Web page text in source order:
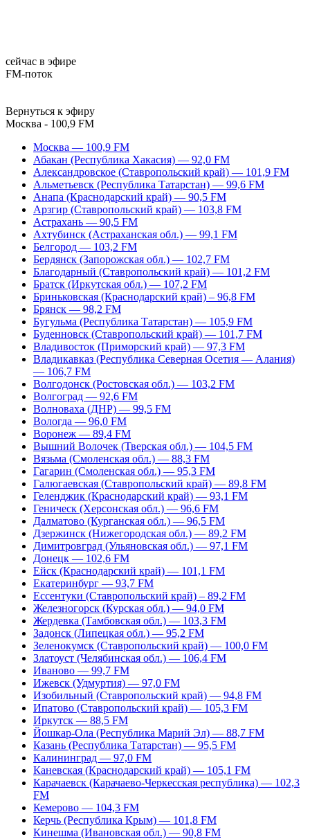
сейчас в эфире
FM-поток
Вернуться к эфиру
Москва - 100,9 FM
Москва — 100,9 FM
Абакан (Республика Хакасия) — 92,0 FM
Александровское (Ставропольский край) — 101,9 FM
Альметьевск (Республика Татарстан) — 99,6 FM
Анапа (Краснодарский край) — 90,5 FM
Арзгир (Ставропольский край) — 103,8 FM
Астрахань — 90,5 FM
Ахтубинск (Астраханская обл.) — 99,1 FM
Белгород — 103,2 FM
Бердянск (Запорожская обл.) — 102,7 FM
Благодарный (Ставропольский край) — 101,2 FM
Братск (Иркутская обл.) — 107,2 FM
Бриньковская (Краснодарский край) – 96,8 FM
Брянск — 98,2 FM
Бугульма (Республика Татарстан) — 105,9 FM
Буденновск (Ставропольский край) — 101,7 FM
Владивосток (Приморский край) — 97,3 FM
Владикавказ (Республика Северная Осетия — Алания)
— 106,7 FM
Волгодонск (Ростовская обл.) — 103,2 FM
Волгоград — 92,6 FM
Волноваха (ДНР) — 99,5 FM
Вологда — 96,0 FM
Воронеж — 89,4 FM
Вышний Волочек (Тверская обл.) — 104,5 FM
Вязьма (Смоленская обл.) — 88,3 FM
Гагарин (Смоленская обл.) — 95,3 FM
Галюгаевская (Ставропольский край) — 89,8 FM
Геленджик (Краснодарский край) — 93,1 FM
Геническ (Херсонская обл.) — 96,6 FM
Далматово (Курганская обл.) — 96,5 FM
Дзержинск (Нижегородская обл.) — 89,2 FM
Димитровград (Ульяновская обл.) — 97,1 FM
Донецк — 102,6 FM
Ейск (Краснодарский край) — 101,1 FM
Екатеринбург — 93,7 FM
Ессентуки (Ставропольский край) – 89,2 FM
Железногорск (Курская обл.) — 94,0 FM
Жердевка (Тамбовская обл.) — 103,3 FM
Задонск (Липецкая обл.) — 95,2 FM
Зеленокумск (Ставропольский край) — 100,0 FM
Златоуст (Челябинская обл.) — 106,4 FM
Иваново — 99,7 FM
Ижевск (Удмуртия) — 97,0 FM
Изобильный (Ставропольский край) — 94,8 FM
Ипатово (Ставропольский край) — 105,3 FM
Иркутск — 88,5 FM
Йошкар-Ола (Республика Марий Эл) — 88,7 FM
Казань (Республика Татарстан) — 95,5 FM
Калининград — 97,0 FM
Каневская (Краснодарский край) — 105,1 FM
Карачаевск (Карачаево-Черкесская республика) — 102,3
FM
Кемерово — 104,3 FM
Керчь (Республика Крым) — 101,8 FM
Кинешма (Ивановская обл.) — 90,8 FM